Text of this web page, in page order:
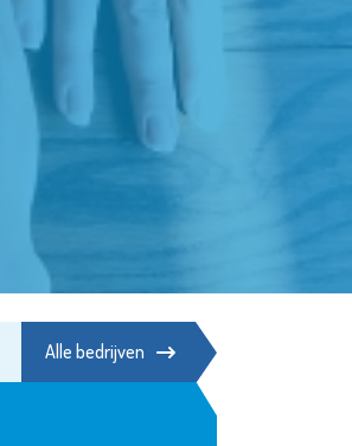
Alle bedrijven